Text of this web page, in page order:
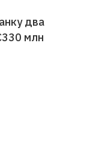
два
млн